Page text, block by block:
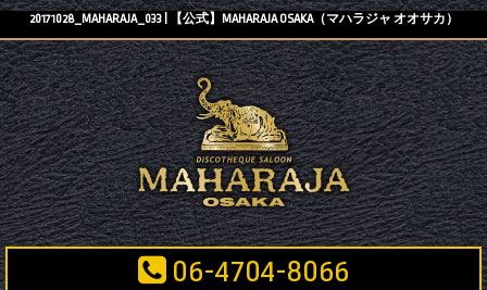
20171028_MAHARAJA_033 | 【公式】MAHARAJA OSAKA（マハラジャ オオサカ）
06-4704-8066